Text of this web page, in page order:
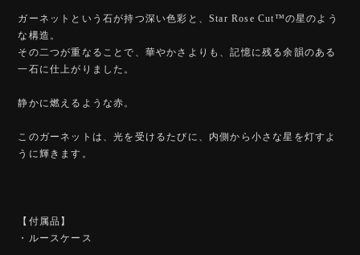
ガーネットという石が持つ深い色彩と、Star Rose Cut™️の星のよう
な構造。
その二つが重なることで、華やかさよりも、記憶に残る余韻のある
一石に仕上がりました。
静かに燃えるような赤。
このガーネットは、光を受けるたびに、内側から小さな星を灯すよ
うに輝きます。
【付属品】
・ルースケース